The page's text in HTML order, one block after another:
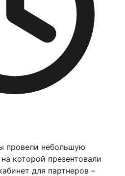
провели небольшую
которой презентовали
для партнеров –